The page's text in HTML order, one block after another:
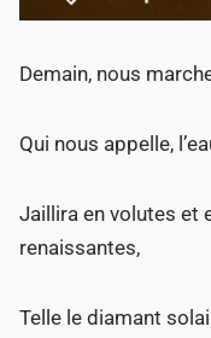
Demain, nous
Qui nous appelle,
Jaillira en volutes et
renaissantes,
Telle le diamant